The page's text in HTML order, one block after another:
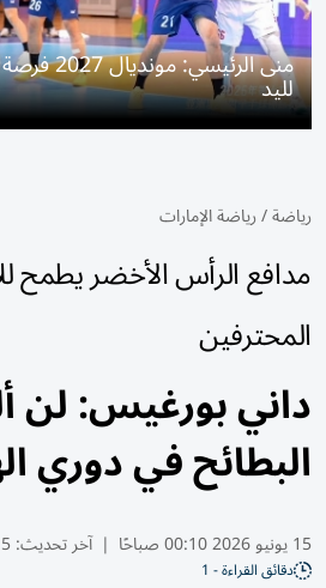
منى
لليد
رياضة/رياضة الإمارات
مدافع الرأس الأخضر يطمح
المحترفين
داني بورغيس: لن
البطائح في دوري
15 يونيو 2026 00:10 صباحًا | آخر تحديث:15
دقائق القراءة - 1